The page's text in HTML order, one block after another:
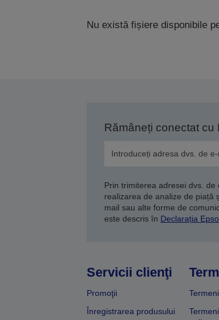
Nu există fișiere disponibile
Rămâneți conectat cu
Prin trimiterea adresei dvs.
realizarea de analize de piață
mail sau alte forme de
este descris în Declarația
Servicii clienţi
Promoţii
Înregistrarea produsului